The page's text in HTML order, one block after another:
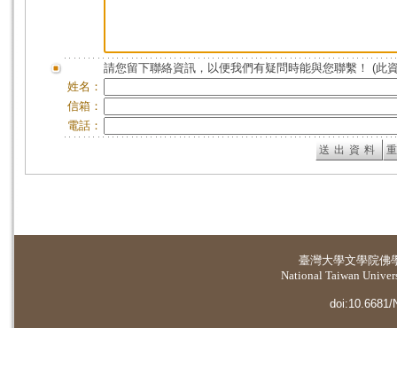
請您留下聯絡資訊，以便我們有疑問時能與您聯繫！ (此
姓名：
信箱：
電話：
臺灣大學文學院佛
National Taiwan
doi:10.6681/